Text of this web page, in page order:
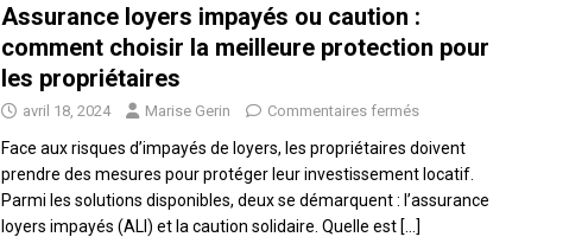
Assurance loyers impayés ou caution :
comment choisir la meilleure protection pour
les propriétaires
avril 18, 2024 Marise Gerin Commentaires fermés
Face aux risques d’impayés de loyers, les propriétaires doivent
prendre des mesures pour protéger leur investissement locatif.
Parmi les solutions disponibles, deux se démarquent : l’assurance
loyers impayés (ALI) et la caution solidaire. Quelle est […]